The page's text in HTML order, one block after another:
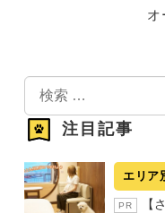
オ
検
索
注目記事
エリア
PR
【